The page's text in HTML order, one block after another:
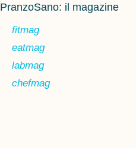
PranzoSano: il magazine
fitmag
eatmag
labmag
chefmag